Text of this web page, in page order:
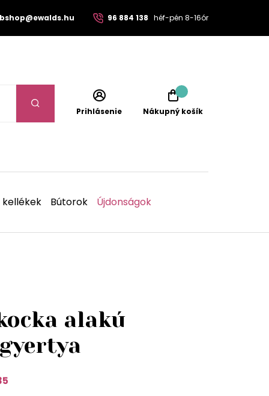
96 884 138 héf-pén 8-16ór
Prihlásenie Nákupný košík
Bútorok Újdonságok
alakú